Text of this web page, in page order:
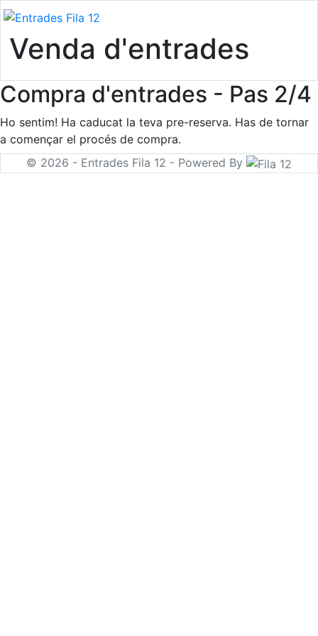
Venda d'entrades
Compra d'entrades - Pas 2/4
Ho sentim! Ha caducat la teva pre-reserva. Has de tornar
a començar el procés de compra.
© 2026 - Entrades Fila 12 - Powered By